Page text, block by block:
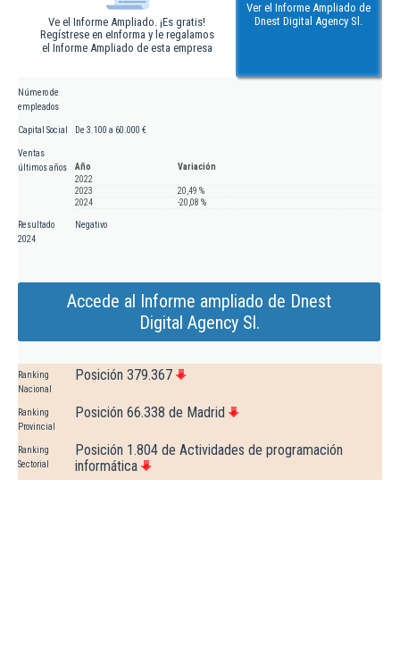
Ve el Informe Ampliado. ¡Es gratis!
Regístrese en eInforma y le regalamos
el Informe Ampliado de esta empresa
Ver el Informe Ampliado de
Dnest Digital Agency Sl.
Número de
empleados
Capital Social De 3.100 a 60.000 €
Ventas
últimos años
Año
Variación
2022
2023
20,49 %
2024
-20,08 %
Resultado
2024
Negativo
Accede al Informe ampliado de Dnest
Digital Agency Sl.
Ranking
Nacional
Posición 379.367
Ranking
Provincial
Posición 66.338 de Madrid
Ranking
Sectorial
Posición 1.804 de Actividades de programación
informática